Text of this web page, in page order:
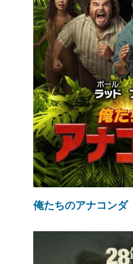
俺たちのアナコンダ